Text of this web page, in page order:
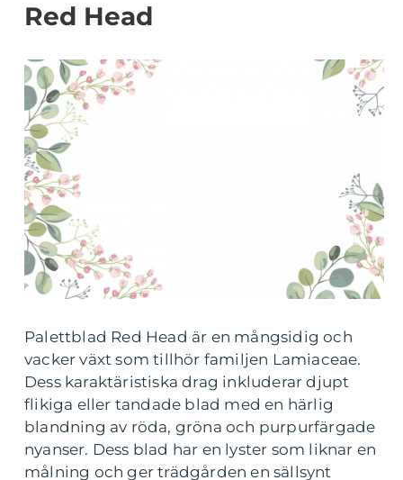
Red Head
Palettblad Red Head är en mångsidig och
vacker växt som tillhör familjen Lamiaceae.
Dess karaktäristiska drag inkluderar djupt
flikiga eller tandade blad med en härlig
blandning av röda, gröna och purpurfärgade
nyanser. Dess blad har en lyster som liknar en
målning och ger trädgården en sällsynt